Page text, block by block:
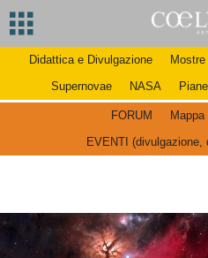
Didattica e Divulgazione
Supernovae
NASA
FORUM
EVENTI